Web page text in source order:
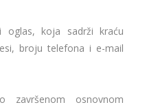
oglas, koja sadrži kraću
broju telefona i e-mail
završenom osnovnom